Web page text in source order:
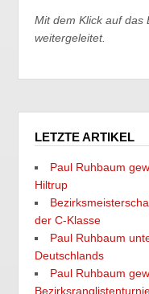
Mit dem Klick auf das
weitergeleitet.
LETZTE ARTIKEL
Paul Ruhbaum
Hiltrup
der C-Klasse
Paul Ruhbaum
Deutschlands
Paul Ruhbaum